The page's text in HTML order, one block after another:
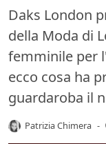
Daks London
della Moda di
femminile per
ecco cosa ha
guardaroba il
Patrizia Chimera -